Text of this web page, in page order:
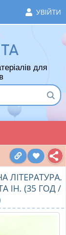
УВІЙТИ
для
ЛІТЕРАТУРА.
ІН. (35 ГОД /